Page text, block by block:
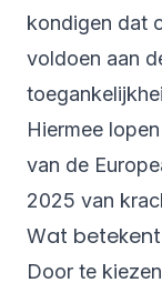
kondigen dat
voldoen aan
Hiermee
van de
2025 van
Wat
Door te